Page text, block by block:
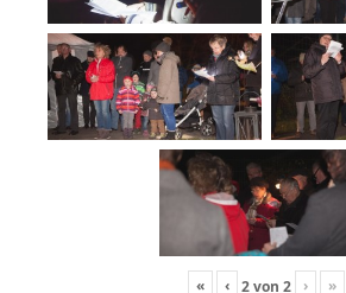
« ‹ 2von 2 › »